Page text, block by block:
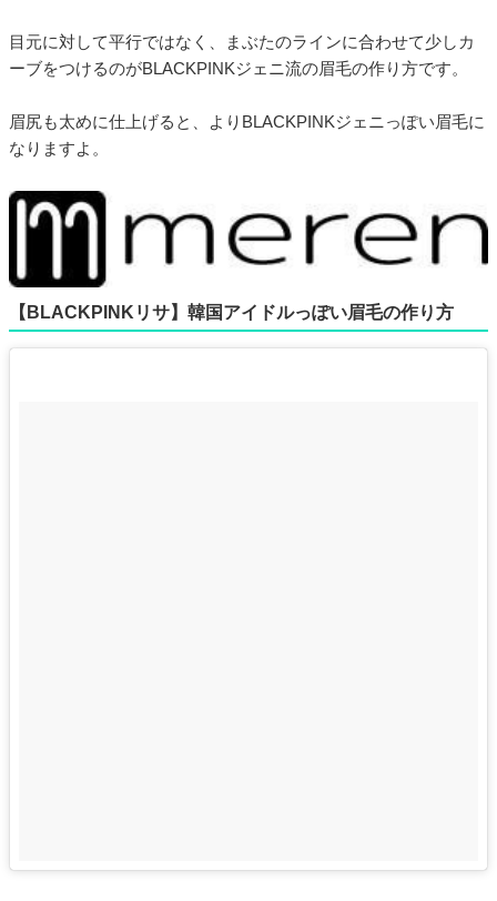
目元に対して平行ではなく、まぶたのラインに合わせて少しカ
ーブをつけるのがBLACKPINKジェニ流の眉毛の作り方です。
眉尻も太めに仕上げると、よりBLACKPINKジェニっぽい眉毛に
なりますよ。
【BLACKPINKリサ】韓国アイドルっぽい眉毛の作り方